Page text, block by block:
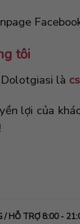
tôi
là
lợi của
/ HỖ TRỢ 8:00 -